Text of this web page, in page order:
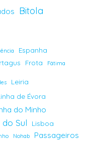
Bitola
Espanha
Frota Fátima
Leiria
de Évora
do Minho
do Sul Lisboa
Nohab Passageiros